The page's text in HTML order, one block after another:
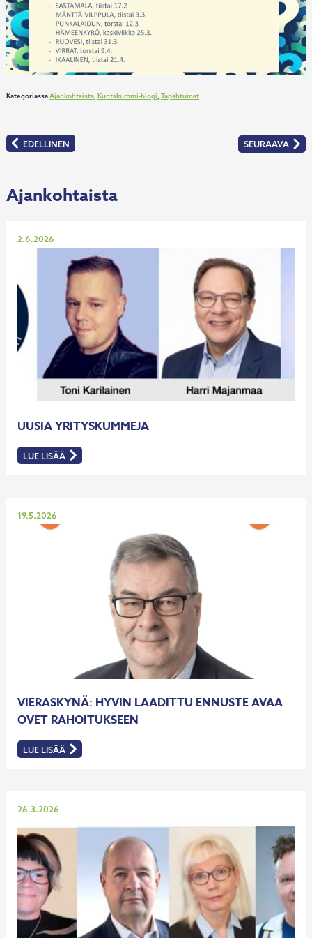
KategoriassaAjankohtaista, Kuntakummi-blogi, Tapahtumat
Artikkelien
EDELLINEN
:
OIKOLUKIJA
SEURAAVA
:
Ajankohtaista
UUSIA YRITYSKUMMEJA
Julkaistu
2.6.2026
LUE LISÄÄ
:
UUSIA
VIERASKYNÄ: HYVIN LAADITTU ENNUSTE AVAA
OVET RAHOITUKSEEN
Julkaistu
19.5.2026
LUE LISÄÄ
:
VIERASKYNÄ:
RAHOITUKSEEN
Julkaistu
26.3.2026